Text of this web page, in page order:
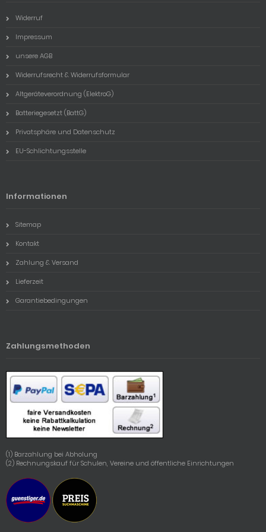
Widerruf
Impressum
unsere AGB
Widerrufsrecht & Widerrufsformular
Altgeräteverordnung (ElektroG)
Batteriegesetzt (BattG)
Privatsphäre und Datenschutz
EU-Schlichtungsstelle
Informationen
Sitemap
Kontakt
Zahlung & Versand
Lieferzeit
Garantiebedingungen
Zahlungsmethoden
(1) Barzahlung bei Abholung
(2) Rechnungskauf für Schulen, Vereine und öffentliche Einrichtungen